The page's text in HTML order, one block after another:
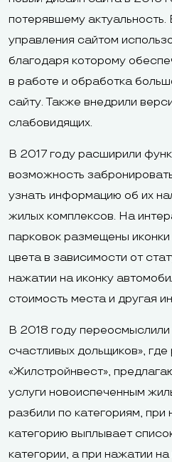
потерявшему
управления сайтом
благодаря которому
в работе и обработка
сайту. Также внедрили
слабовидящих.
В 2017 году расширили
возможность
узнать информацию об их
жилых комплексов. На
парковок размещены
цвета в зависимости от
нажатии на иконку
стоимость места и другая
В 2018 году переосмыслили
счастливых дольщиков»,
«Жилстройнвест»,
услуги новоиспеченным
разбили по категориям,
категорию выплывает
категории, а при нажатии